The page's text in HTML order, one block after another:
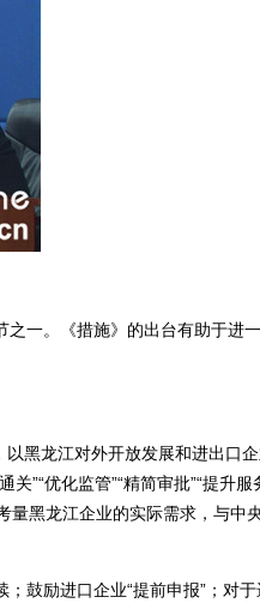
一。《措施》的出台有助于进
黑龙江对外开放发展和进出口
”“优化监管”“精简审批”“提升服
量黑龙江企业的实际需求，与中
鼓励进口企业“提前申报”；对于